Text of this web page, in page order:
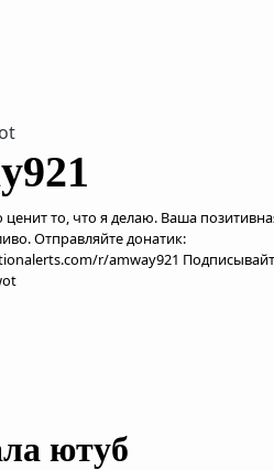
ценит то, что я делаю. Ваша
Отправляйте донатик:
r/amway921
ютуб